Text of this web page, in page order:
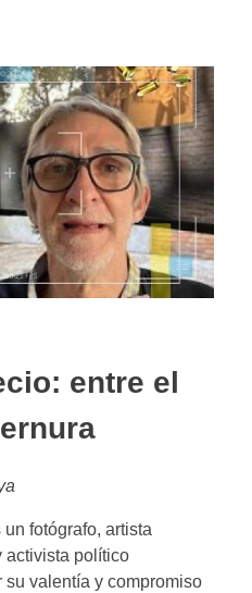
entre el
fotógrafo, artista
activista político
valentía y compromiso